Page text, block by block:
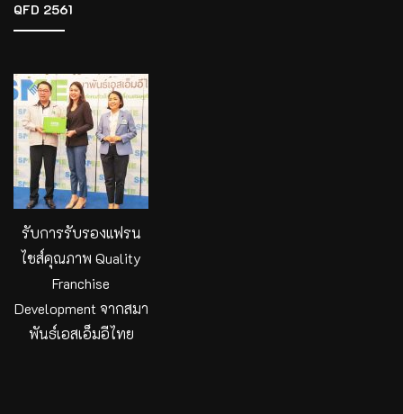
QFD 2561
รับการรับรองแฟรน
ไชส์คุณภาพ Quality
Franchise
Development จากสมา
พันธ์เอสเอ็มอีไทย